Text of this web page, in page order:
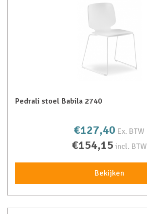
Pedrali stoel Babila 2740
€127,40 Ex. BTW
€154,15 incl. BTW
Bekijken